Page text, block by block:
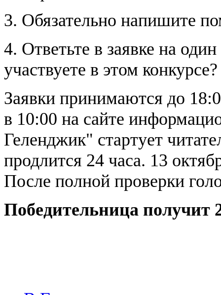
3. Обязательно напишите
4. Ответьте в заявке на
участвуете в этом конкурсе?
Заявки принимаются до
в 10:00 на сайте
Геленджик" стартует
продлится 24 часа. 13
После полной проверки
Победительница получит